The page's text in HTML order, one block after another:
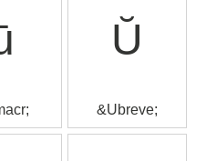
Ŭ
&Ubreve;